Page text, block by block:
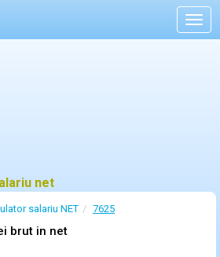
net
salariu NET 7625
brut in net